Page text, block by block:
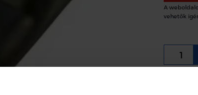
A
vehetők
Ford